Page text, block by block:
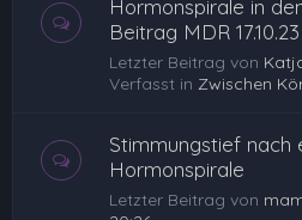
Hormonspirale in
Beitrag MDR 17.10.23
Letzter Beitrag von
Verfasst in Zwischen
Stimmungstief nach
Hormonspirale
Letzter Beitrag von